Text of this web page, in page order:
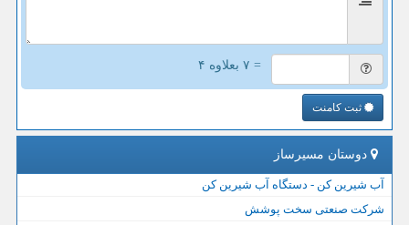
= ۷ بعلاوه ۴
ثبت کامنت
دوستان مسیرساز
آب شیرین کن - دستگاه آب شیرین کن
شرکت صنعتی سخت پوشش